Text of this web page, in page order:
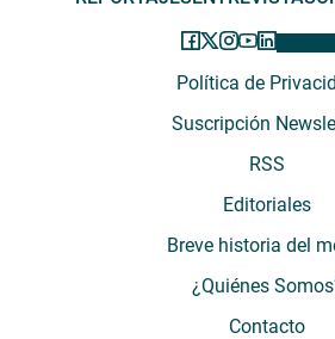
Política de
Suscripción
RSS
Editoriales
Breve historia del
¿Quiénes
Contacto